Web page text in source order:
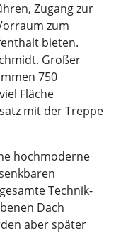
Zugang zur
zum
bieten.
Großer
750
Fläche
mit der Treppe
hochmoderne
Technik-
Dach
aber später